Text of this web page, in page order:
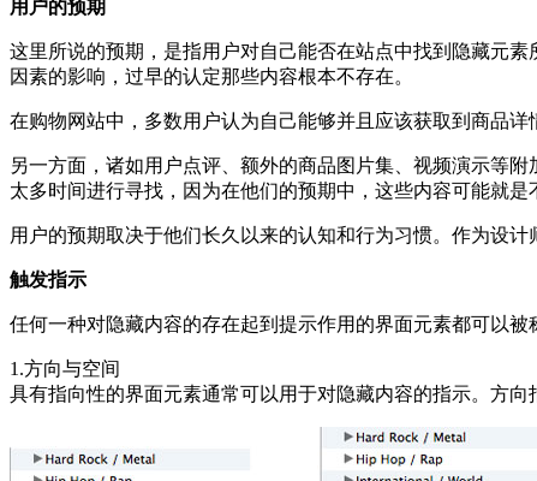
用户的预期
这里所说的预期，是指用户对自己能否在站点中找到隐藏元
因素的影响，过早的认定那些内容根本不存在。
在购物网站中，多数用户认为自己能够并且应该获取到商品
另一方面，诸如用户点评、额外的商品图片集、视频演示等
太多时间进行寻找，因为在他们的预期中，这些内容可能就是
用户的预期取决于他们长久以来的认知和行为习惯。作为设
触发指示
任何一种对隐藏内容的存在起到提示作用的界面元素都可以被
1.方向与空间
具有指向性的界面元素通常可以用于对隐藏内容的指示。方向